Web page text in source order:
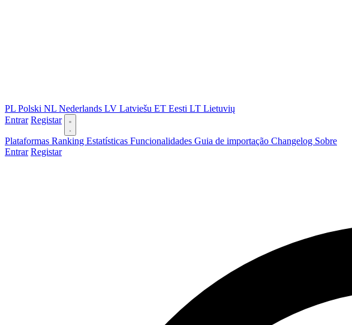
PL Polski NL Nederlands LV Latviešu ET Eesti LT Lietuvių
Entrar Registar
Plataformas Ranking Estatísticas Funcionalidades Guia de importação Changelog Sobre
Entrar Registar